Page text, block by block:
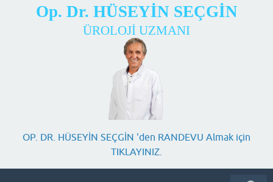
Op. Dr. HÜSEYİN SEÇGİN
ÜROLOJİ UZMANI
OP. DR. HÜSEYİN SEÇGİN 'den RANDEVU Almak için
TIKLAYINIZ.